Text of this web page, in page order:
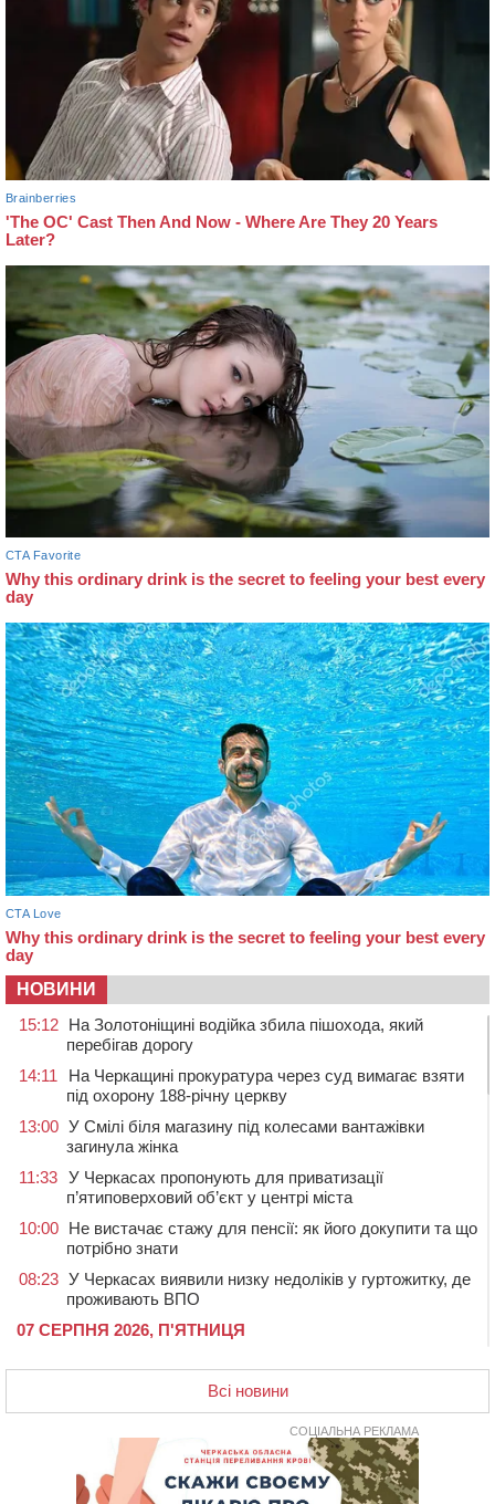
НОВИНИ
15:12 На Золотоніщині водійка збила пішохода, який
перебігав дорогу
14:11
На Черкащині прокуратура через суд вимагає взяти
під охорону 188-річну церкву
13:00 У Смілі біля магазину під колесами вантажівки
загинула жінка
11:33 У Черкасах пропонують для приватизації
п’ятиповерховий об’єкт у центрі міста
10:00 Не вистачає стажу для пенсії: як його докупити та що
потрібно знати
08:23 У Черкасах виявили низку недоліків у гуртожитку, де
проживають ВПО
07 СЕРПНЯ 2026, П'ЯТНИЦЯ
20:13 Черкаси виділять близько 20 млн грн на роботу
ліцею “Перспектива” до кінця року
На Уманщині суд припинив право оренди земельних
ділянок, незаконно переданих іноземцем
Всі новини
СОЦІАЛЬНА РЕКЛАМА